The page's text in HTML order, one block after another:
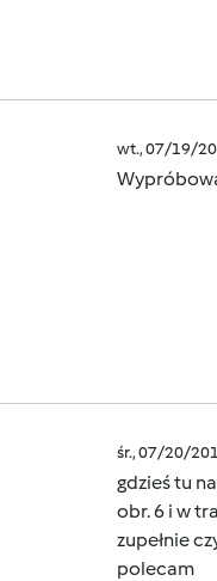
wt., 07/19/
śr., 07/20/
gdzieś tu
obr. 6 i w
zupełnie
polecam